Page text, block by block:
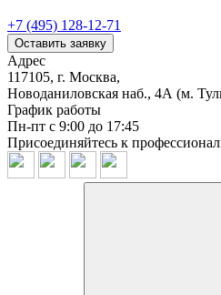
+7 (495) 128-12-71
Оставить заявку
Адрес
117105, г. Москва,
Новоданиловская наб., 4А (м.
График работы
Пн-пт с 9:00 до 17:45
Присоединяйтесь к